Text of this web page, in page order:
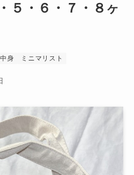
５・６・７・８ヶ
身
ミニマリスト